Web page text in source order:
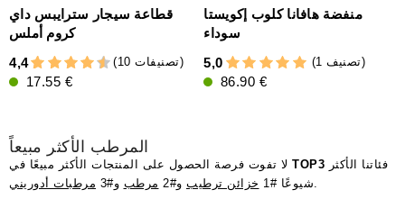
قطاعة سيجار سترايبس داي
كروم أملس
4,4
(10 تصنيفات)
17.55 €
منفضة هافانا كلوب إكويستا
سوداء
5,0
(1 تصنيف)
86.90 €
المرطب الأكثر مبيعاً
TOP3
شيوعًا #1
خزائن ترطيب و#2 مرطب و#3 مرطبات أدوريني .